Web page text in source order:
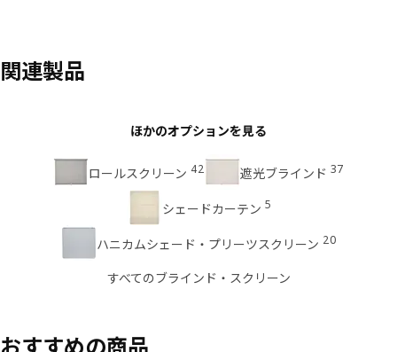
関連製品
ほかのオプションを見る
ロールスクリーン 42 遮光ブラインド 37
シェードカーテン 5
ハニカムシェード・プリーツスクリーン 20
すべてのブラインド・スクリーン